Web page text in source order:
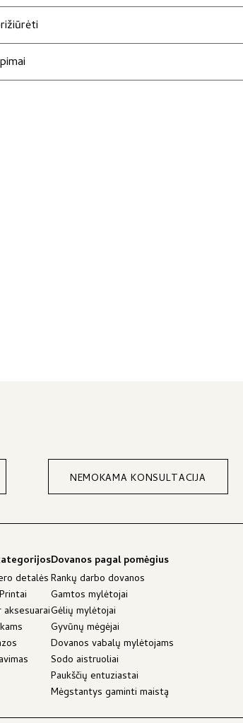
NEMOKAMA KONSULTACIJA
detalės
aksesuarai
Dovanos pagal pomėgius
Rankų darbo dovanos
Gamtos mylėtojai
Gėlių mylėtojai
Gyvūnų mėgėjai
Dovanos vabalų mylėtojams
Sodo aistruoliai
Paukščių entuziastai
Mėgstantys gaminti maistą